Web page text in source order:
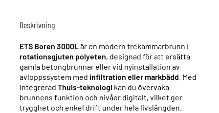
Beskrivning
ETS Boren 3000Lär en modern trekammarbrunn i
rotationsgjuten polyeten, designad för att ersätta
gamla betongbrunnar eller vid nyinstallation av
avloppssystem med infiltration eller markbädd . Med
integrerad Thuis-teknologi kan du övervaka
brunnens funktion och nivåer digitalt, vilket ger
trygghet och enkel drift under hela livslängden.